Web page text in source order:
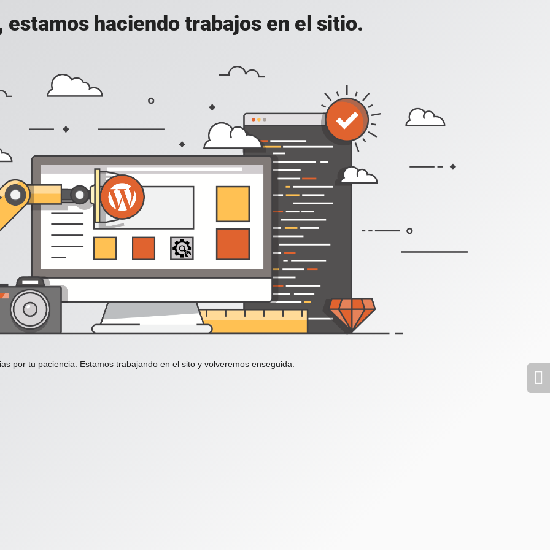
estamos haciendo trabajos en el sitio.
por tu paciencia. Estamos trabajando en el sito y volveremos enseguida.